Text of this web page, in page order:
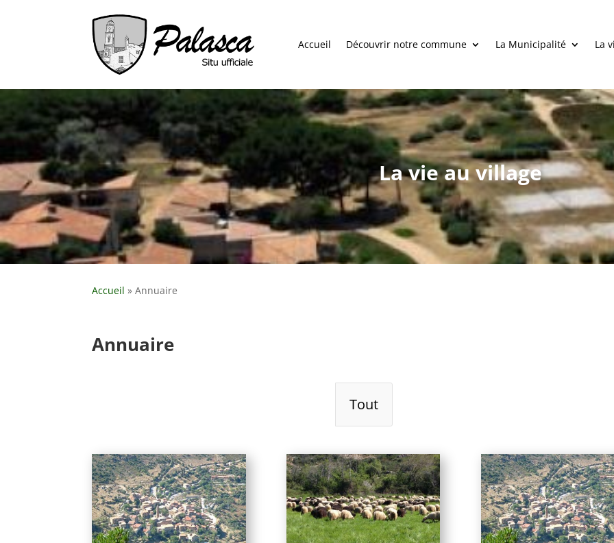
Accueil Découvrir notre commune La Municipalité La
La vie au village
Accueil »Annuaire
Annuaire
Tout